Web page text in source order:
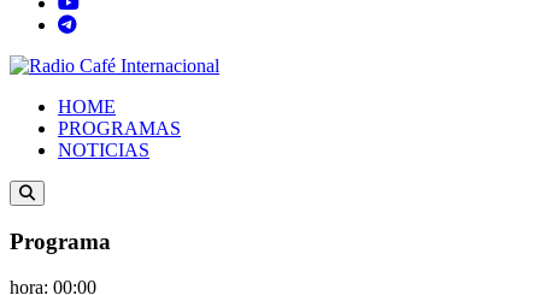
HOME
PROGRAMAS
NOTICIAS
Programa
hora: 00:00